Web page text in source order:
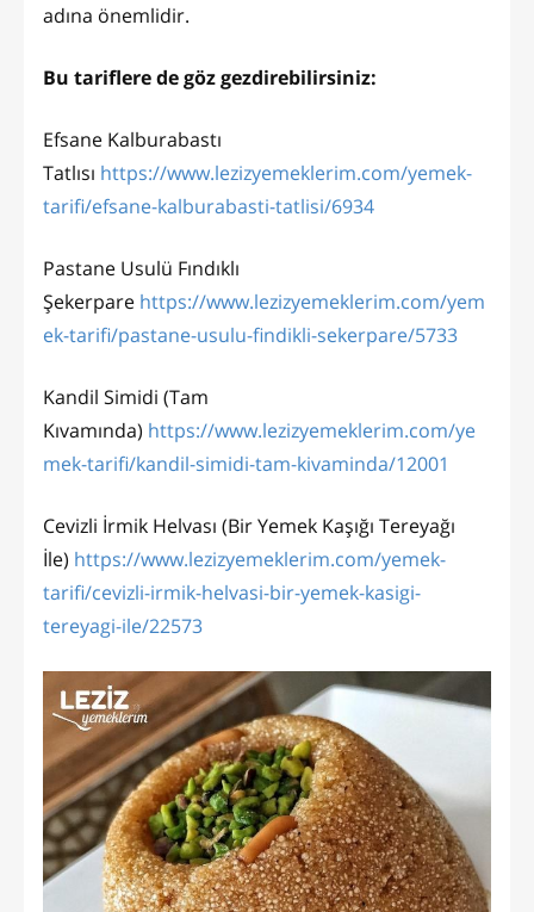
adına önemlidir.
Bu tariflere de göz gezdirebilirsiniz:
Efsane Kalburabastı
Tatlısı https://www.lezizyemeklerim.com/yemek-
tarifi/efsane-kalburabasti-tatlisi/6934
Pastane Usulü Fındıklı
Şekerpare https://www.lezizyemeklerim.com/yem
ek-tarifi/pastane-usulu-findikli-sekerpare/5733
Kandil Simidi (Tam
Kıvamında) https://www.lezizyemeklerim.com/ye
mek-tarifi/kandil-simidi-tam-kivaminda/12001
Cevizli İrmik Helvası (Bir Yemek Kaşığı Tereyağı
İle) https://www.lezizyemeklerim.com/yemek-
tarifi/cevizli-irmik-helvasi-bir-yemek-kasigi-
tereyagi-ile/22573